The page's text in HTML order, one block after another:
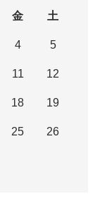
金 土
4 5
11 12
18 19
25 26